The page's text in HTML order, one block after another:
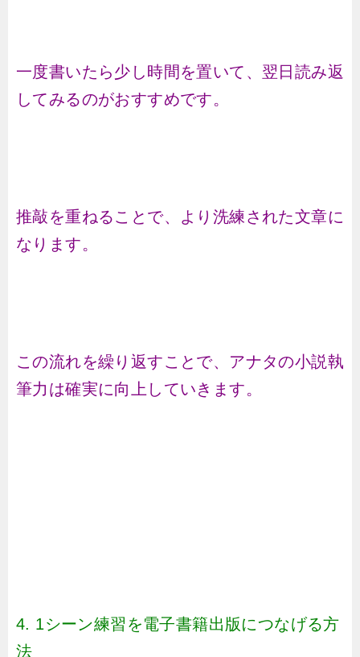
一度書いたら少し時間を置いて、翌日読み返
してみるのがおすすめです。
推敲を重ねることで、より洗練された文章に
なります。
この流れを繰り返すことで、アナタの小説執
筆力は確実に向上していきます。
4. 1シーン練習を電子書籍出版につなげる方
法